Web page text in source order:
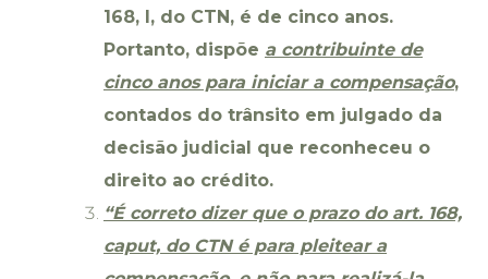
168, I, do CTN, é de cinco anos.
Portanto, dispõe a contribuinte de
cinco anos para iniciar a compensação,
contados do trânsito em julgado da
decisão judicial que reconheceu o
direito ao crédito.
“É correto dizer que o prazo do art. 168,
caput, do CTN é para pleitear a